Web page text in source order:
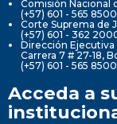
Comisión Nacional
(+57) 601 - 565 8500
Corte Suprema de
(+57) 601 - 362
Dirección Ejecutiva
Carrera 7 # 27-18,
(+57) 601 - 565 8500
Acceda a